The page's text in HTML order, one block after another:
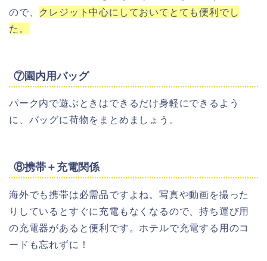
ので、 クレジット中心にしておいてとても便利でし
た。
⑦園内用バッグ
パーク内で遊ぶときはできるだけ身軽にできるよう
に、バッグに荷物をまとめましょう。
⑧携帯＋充電関係
海外でも携帯は必需品ですよね。写真や動画を撮った
りしているとすぐに充電もなくなるので、持ち運び用
の充電器があると便利です。ホテルで充電する用のコ
ードも忘れずに！